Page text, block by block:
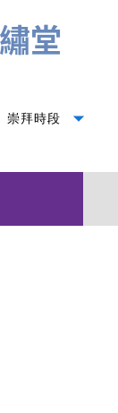
崇拜時段 arrow_drop_down